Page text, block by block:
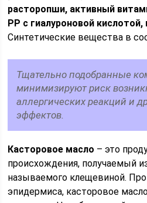
расторопши, активный
РР с гиалуроновой кислотой,
Синтетические вещества в
Тщательно подобранные
минимизируют риск
аллергических реакций и
эффектов.
Касторовое масло – это
происхождения, получаемый
называемого клещевиной.
эпидермиса, касторовое